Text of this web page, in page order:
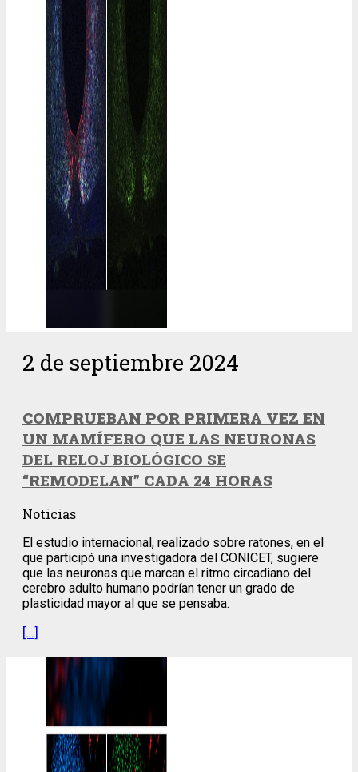
2 de septiembre 2024
COMPRUEBAN POR PRIMERA VEZ EN
UN MAMÍFERO QUE LAS NEURONAS
DEL RELOJ BIOLÓGICO SE
“REMODELAN” CADA 24 HORAS
Noticias
El estudio internacional, realizado sobre ratones, en el
que participó una investigadora del CONICET, sugiere
que las neuronas que marcan el ritmo circadiano del
cerebro adulto humano podrían tener un grado de
plasticidad mayor al que se pensaba.
[…]